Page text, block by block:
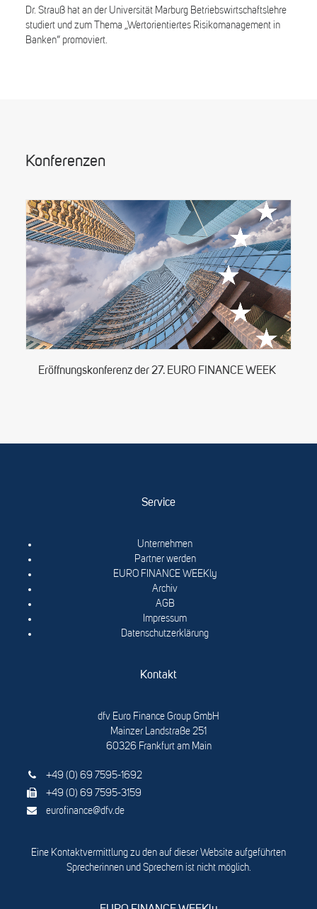
Dr. Strauß hat an der Universität Marburg Betriebswirtschaftslehre
studiert und zum Thema „Wertorientiertes Risikomanagement in
Banken“ promoviert.
Konferenzen
Eröffnungskonferenz der 27. EURO FINANCE WEEK
Service
Unternehmen
Partner werden
EURO FINANCE WEEKly
Archiv
AGB
Impressum
Datenschutzerklärung
Kontakt
dfv Euro Finance Group GmbH
Mainzer Landstraße 251
60326 Frankfurt am Main
+49 (0) 69 7595-1692
+49 (0) 69 7595-3159
eurofinance@dfv.de
Eine Kontaktvermittlung zu den auf dieser Website aufgeführten
Sprecherinnen und Sprechern ist nicht möglich.